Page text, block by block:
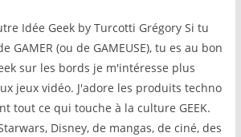
Idée Geek by Turcotti Grégory Si tu
GAMER (ou de GAMEUSE), tu es au bon
sur les bords je m'intéresse plus
jeux vidéo. J'adore les produits techno
tout ce qui touche à la culture GEEK.
Disney, de mangas, de ciné, des